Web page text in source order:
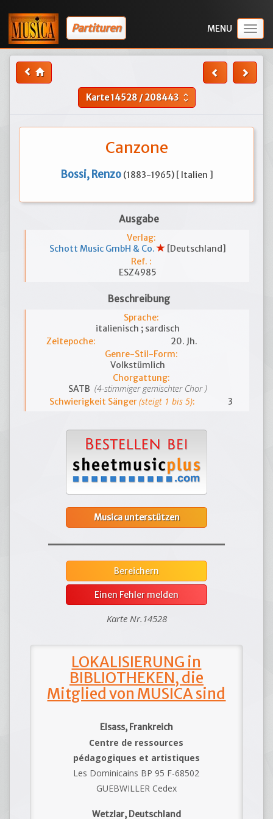
Partituren
Karte14528/208443 unfold_more
Canzone
Bossi, Renzo (1883-1965) [ Italien ]
Ausgabe
Verlag:
Schott Music GmbH & Co.
[Deutschland]
Ref. :
ESZ4985
Beschreibung
Sprache:
italienisch ; sardisch
Zeitepoche:
20. Jh.
Genre-Stil-Form:
Volkstümlich
Chorgattung:
SATB (4-stimmiger gemischter Chor )
Schwierigkeit Sänger(steigt 1 bis 5): 3
Musica unterstützen
Bereichern
Einen Fehler melden
Karte Nr.14528
LOKALISIERUNG in
BIBLIOTHEKEN, die
Mitglied von MUSICA sind
Elsass, Frankreich
Centre de ressources
pédagogiques et artistiques
Les Dominicains BP 95 F-68502
GUEBWILLER Cedex
Wetzlar, Deutschland